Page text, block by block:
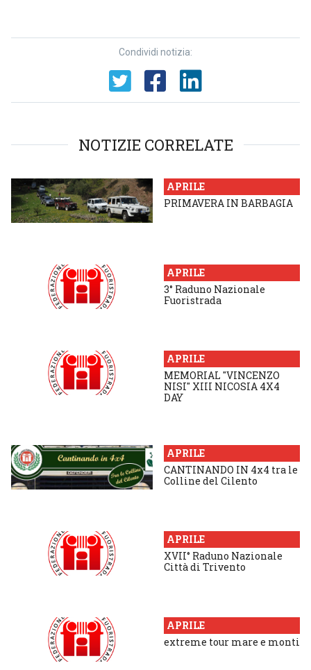
Condividi notizia:
NOTIZIE CORRELATE
APRILE
PRIMAVERA IN BARBAGIA
APRILE
3° Raduno Nazionale
Fuoristrada
APRILE
MEMORIAL "VINCENZO
NISI" XIII NICOSIA 4X4
DAY
APRILE
CANTINANDO IN 4x4 tra le
Colline del Cilento
APRILE
XVII° Raduno Nazionale
Città di Trivento
APRILE
extreme tour mare e monti